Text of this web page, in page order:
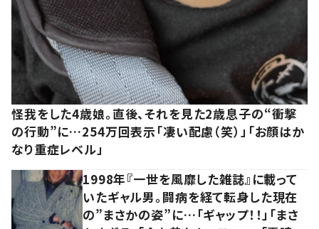
怪我をした4歳娘。直後、それを見た2歳息子の“衝撃
の行動”に…254万回表示「凄い配慮（笑）」「お顔はか
なり重症レベル」
1998年『一世を風靡した雑誌』に載って
いたギャル男。闘病を経て転身した現在
の”まさかの姿”に…「ギャップ！！」「まさ